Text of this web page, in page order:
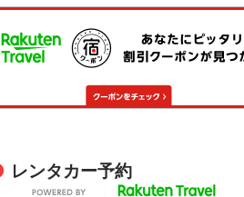
レンタカー予約